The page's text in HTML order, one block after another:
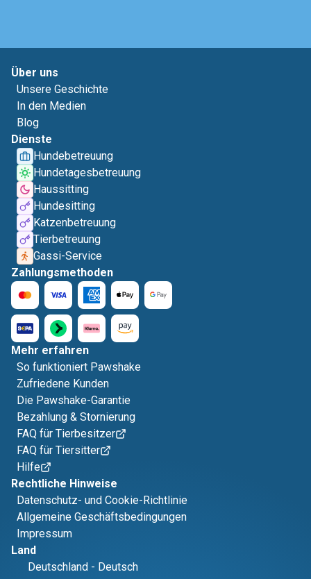
Über uns
Unsere Geschichte
In den Medien
Blog
Dienste
Hundebetreuung
Hundetagesbetreuung
Haussitting
Hundesitting
Katzenbetreuung
Tierbetreuung
Gassi-Service
Zahlungsmethoden
Mehr erfahren
So funktioniert Pawshake
Zufriedene Kunden
Die Pawshake-Garantie
Bezahlung & Stornierung
FAQ für Tierbesitzer
FAQ für Tiersitter
Hilfe
Rechtliche Hinweise
Datenschutz- und Cookie-Richtlinie
Allgemeine Geschäftsbedingungen
Impressum
Land
Deutschland - Deutsch